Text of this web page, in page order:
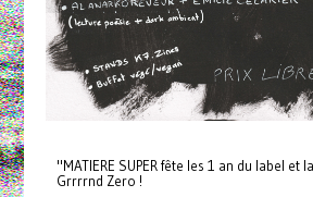
"MATIERE SUPER fête les 1 an du label et
Grrrrnd Zero !